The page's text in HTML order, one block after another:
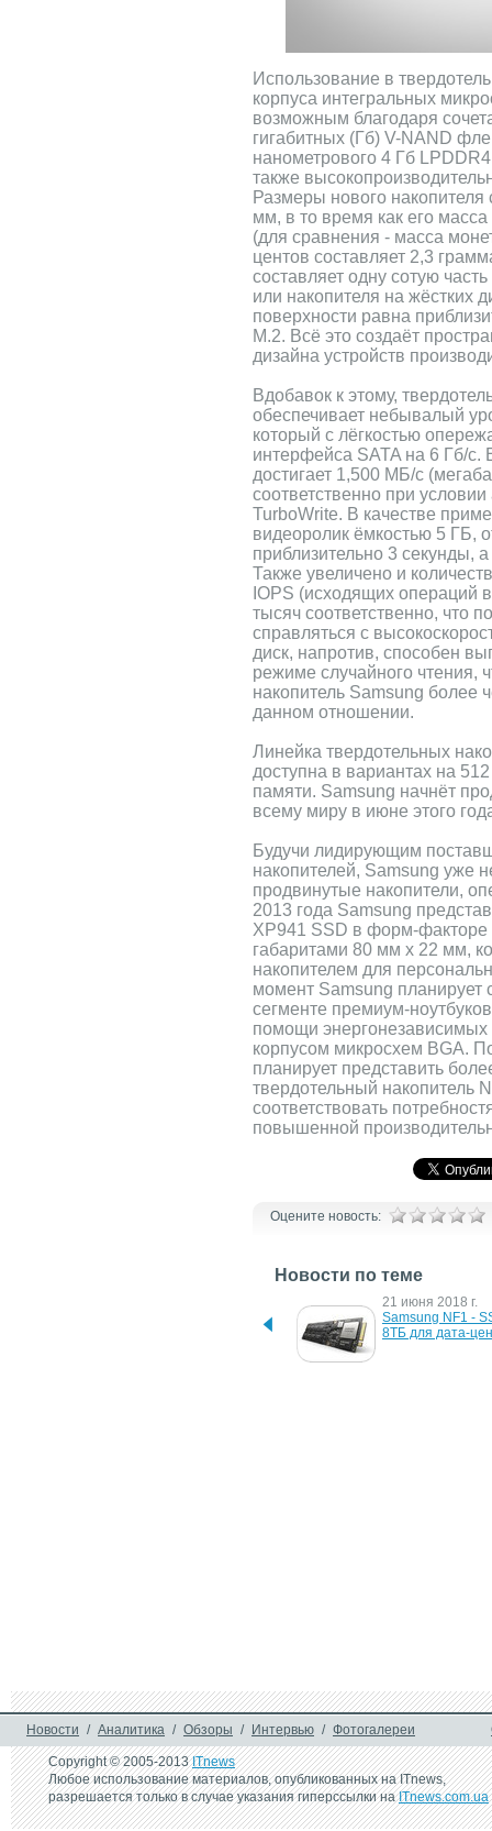
Использование в
корпуса интегральных
возможным благодаря
гигабитных (Гб) V-NAND
нанометрового 4 Гб
также
Размеры нового
мм, в то время как его
(для сравнения - масса
центов составляет 2,3
составляет одну сотую часть
или накопителя на жёстких
поверхности равна
M.2. Всё это создаёт
дизайна устройств
Вдобавок к этому,
обеспечивает небывалый
который с лёгкостью
интерфейса SATA на 6 Гб/с.
достигает 1,500 МБ/c
соответственно при
TurboWrite. В качестве
видеоролик ёмкостью 5 ГБ,
приблизительно 3 секунды,
Также увеличено и
IOPS (исходящих операций
тысяч соответственно, что
справляться с
диск, напротив, способен
режиме случайного чтения,
накопитель Samsung более
данном отношении.
Линейка твердотельных
доступна в вариантах на
памяти. Samsung начнёт
всему миру в июне этого
Будучи лидирующим
накопителей, Samsung уже
продвинутые накопители,
2013 года Samsung
XP941 SSD в форм-
габаритами 80 мм х 22 мм,
накопителем для
момент Samsung планирует
сегменте премиум-
помощи
корпусом микросхем BGA.
планирует представить
твердотельный накопитель
соответствовать
повышенной
Оцените новость:
Новости по теме
Samsung представляет
новую серию NVMe SSD-
21 июня 2018 г.
Samsung NF1 -
8ТБ для дата-
Новости / Аналитика / Обзоры / Интервью / Фотогалереи
Copyright © 2005-2013ITnews
Любое использование материалов, опубликованных на ITnews,
разрешается только в случае указания гиперссылки наITnews.com.ua